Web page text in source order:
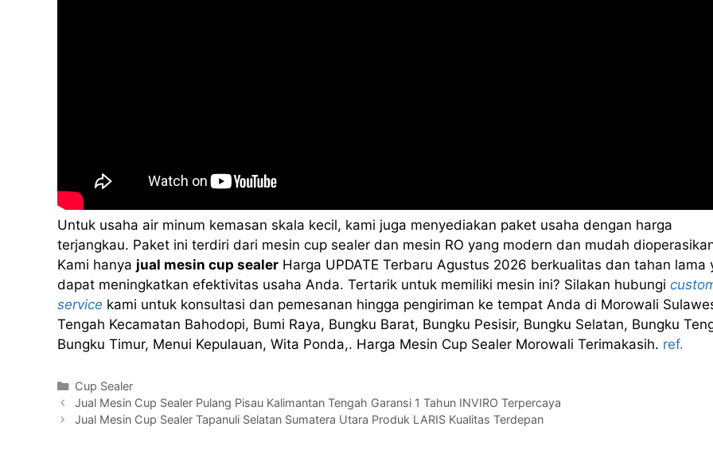
Untuk usaha air minum kemasan skala kecil, kami juga menyediakan paket usaha dengan harga
terjangkau. Paket ini terdiri dari mesin cup sealer dan mesin RO yang modern dan mudah
Kami hanya jual mesin cup sealer Harga UPDATE Terbaru Agustus 2026 berkualitas dan tahan lama
dapat meningkatkan efektivitas usaha Anda. Tertarik untuk memiliki mesin ini? Silakan hubungi
service kami untuk konsultasi dan pemesanan hingga pengiriman ke tempat Anda di Morowali
Tengah Kecamatan Bahodopi, Bumi Raya, Bungku Barat, Bungku Pesisir, Bungku Selatan, Bungku
Bungku Timur, Menui Kepulauan, Wita Ponda,. Harga Mesin Cup Sealer Morowali Terimakasih. ref.
Kategori
Cup Sealer
Jual Mesin Cup Sealer Pulang Pisau Kalimantan Tengah Garansi 1 Tahun INVIRO Terpercaya
Jual Mesin Cup Sealer Tapanuli Selatan Sumatera Utara Produk LARIS Kualitas Terdepan